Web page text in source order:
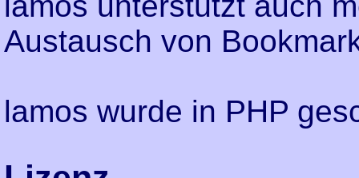
Austausch von
lamos wurde in PHP